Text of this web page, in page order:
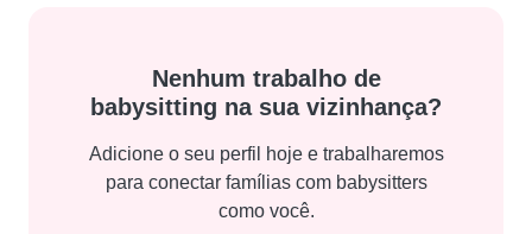
Nenhum trabalho de
babysitting na sua vizinhança?
Adicione o seu perfil hoje e trabalharemos
para conectar famílias com babysitters
como você.